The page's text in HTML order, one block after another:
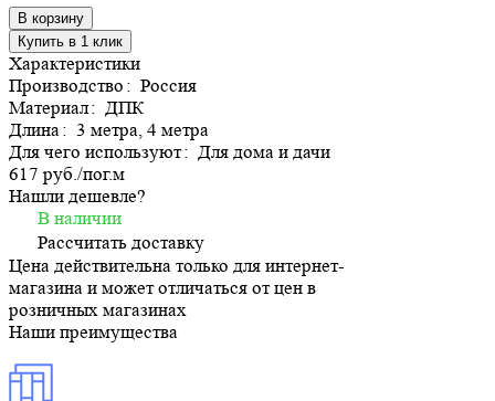
В корзину
Купить в 1 клик
Характеристики
Производство: Россия
Материал: ДПК
Длина: 3 метра, 4 метра
Для чего используют: Для дома и дачи
617 руб./пог.м
Нашли дешевле?
В наличии
Рассчитать доставку
Цена действительна только для интернет-
магазина и может отличаться от цен в
розничных магазинах
Наши преимущества